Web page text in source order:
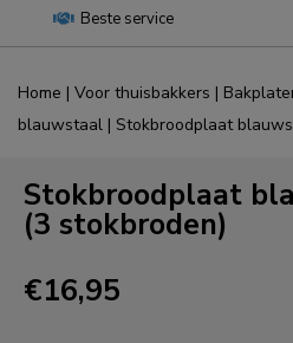
 Beste service
Home | Voor thuisbakkers |
blauwstaal | Stokbroodplaat
Stokbroodplaat
(3 stokbroden)
€16,95